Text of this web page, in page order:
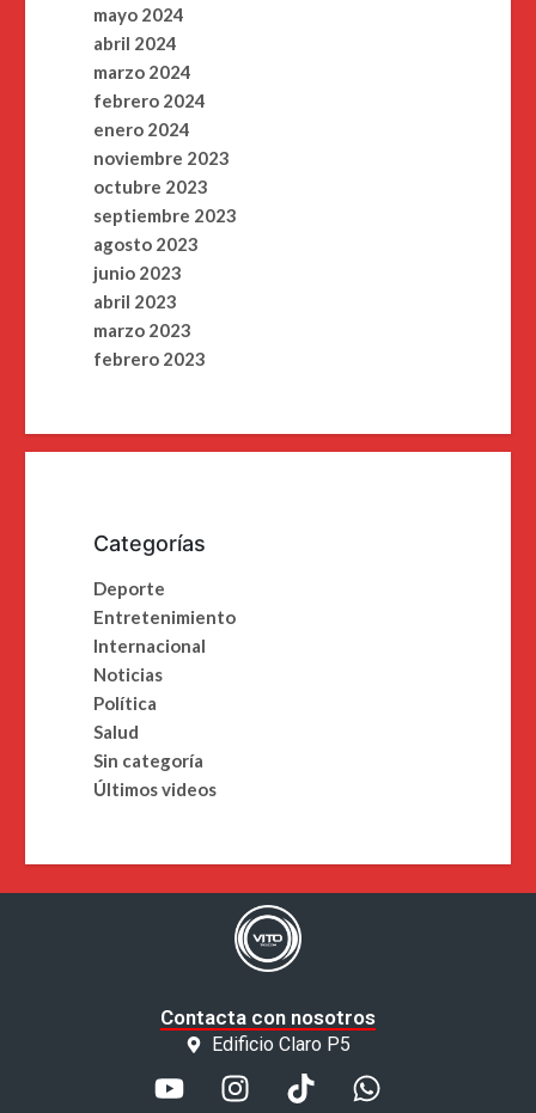
mayo 2024
abril 2024
marzo 2024
febrero 2024
enero 2024
noviembre 2023
octubre 2023
septiembre 2023
agosto 2023
junio 2023
abril 2023
marzo 2023
febrero 2023
Categorías
Deporte
Entretenimiento
Internacional
Noticias
Política
Salud
Sin categoría
Últimos videos
Contacta con nosotros
Edificio Claro P5